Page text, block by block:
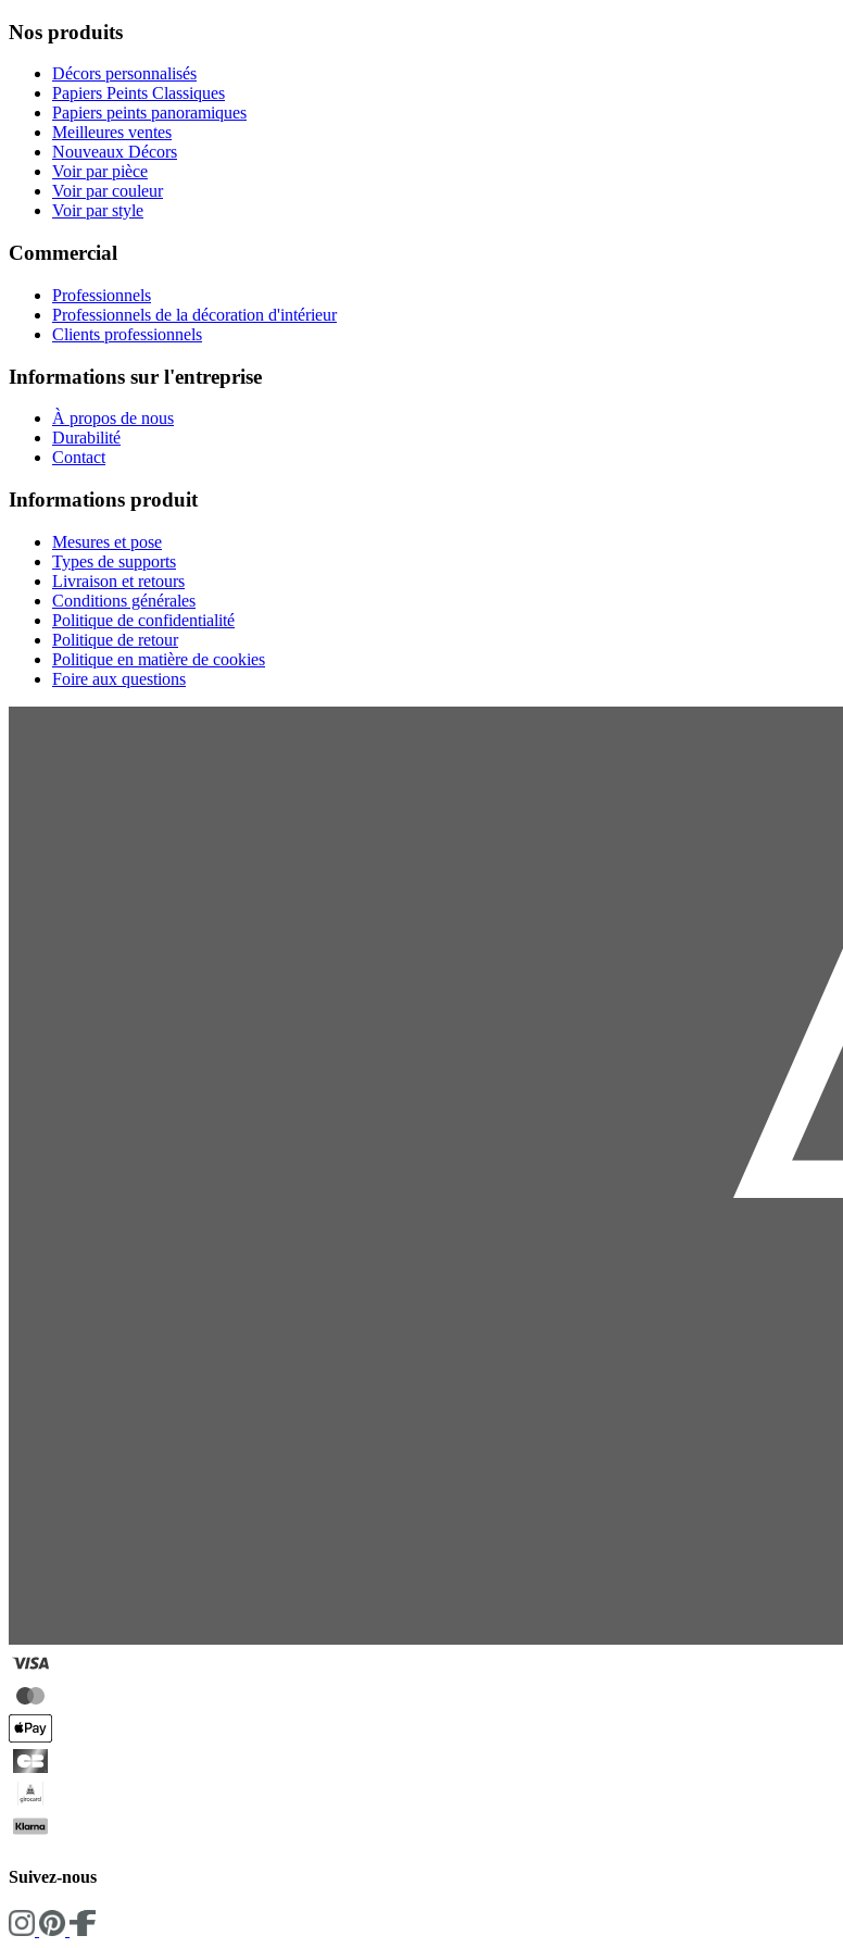
Nos produits
Décors personnalisés
Papiers Peints Classiques
Papiers peints panoramiques
Meilleures ventes
Nouveaux Décors
Voir par pièce
Voir par couleur
Voir par style
Commercial
Professionnels
Professionnels de la décoration d'intérieur
Clients professionnels
Informations sur l'entreprise
À propos de nous
Durabilité
Contact
Informations produit
Mesures et pose
Types de supports
Livraison et retours
Conditions générales
Politique de confidentialité
Politique de retour
Politique en matière de cookies
Foire aux questions
Suivez-nous